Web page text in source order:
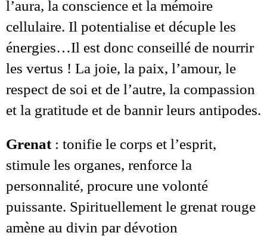
l’aura, la conscience et la mémoire
cellulaire. Il potentialise et décuple les
énergies…Il est donc conseillé de nourrir
les vertus ! La joie, la paix, l’amour, le
respect de soi et de l’autre, la compassion
et la gratitude et de bannir leurs antipodes.
Grenat : tonifie le corps et l’esprit,
stimule les organes, renforce la
personnalité, procure une volonté
puissante. Spirituellement le grenat rouge
amène au divin par dévotion